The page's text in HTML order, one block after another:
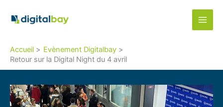
Accueil
Evènement Digitalbay
Retour sur la Digital Night du 4 avril